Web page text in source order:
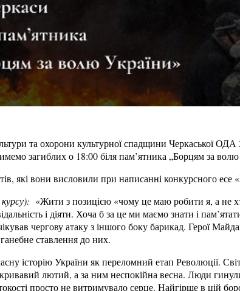
та охорони культурної спадщини Черкаської
загиблих о 18:00 біля пам’ятника „Борцям за
які вони висловили при написанні конкурсного
«Жити з позицією «чому це маю робити я, а не
і діяти. Хоча б за це ми маємо знати і
чергову атаку з іншого боку барикад. Герої
ставлення до них.
історію України як переломний етап Революції.
лютий, а за ним неспокійна весна. Люди гинули
просто не витримувало серце. Найгірше в цій